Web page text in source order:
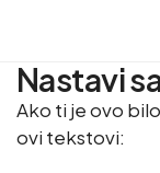
Nastavi
Ako ti je ovo
ovi tekstovi: